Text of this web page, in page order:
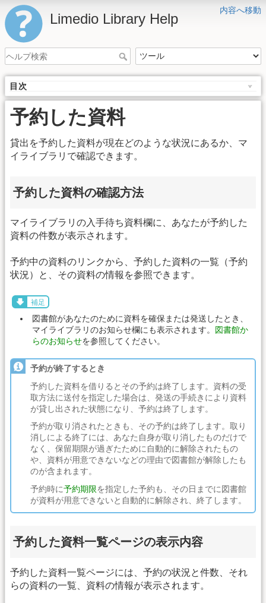
内容へ移動
Limedio Library Help
目次
予約した資料
貸出を予約した資料が現在どのような状況にあるか、マ
イライブラリで確認できます。
予約した資料の確認方法
マイライブラリの入手待ち資料欄に、あなたが予約した
資料の件数が表示されます。
予約中の資料のリンクから、予約した資料の一覧（予約
状況）と、その資料の情報を参照できます。
補足
図書館があなたのために資料を確保または発送したとき、
マイライブラリのお知らせ欄にも表示されます。 図書館か
らのお知らせを参照してください。
予約が終了するとき
予約した資料を借りるとその予約は終了します。資料の受
取方法に送付を指定した場合は、発送の手続きにより資料
が貸し出された状態になり、予約は終了します。
予約が取り消されたときも、その予約は終了します。取り
消しによる終了には、あなた自身が取り消したものだけで
なく、保留期限が過ぎたために自動的に解除されたもの
や、資料が用意できないなどの理由で図書館が解除したも
のが含まれます。
予約時に予約期限を指定した予約も、その日までに図書館
が資料が用意できないと自動的に解除され、終了します。
予約した資料一覧ページの表示内容
予約した資料一覧ページには、予約の状況と件数、それ
らの資料の一覧、資料の情報が表示されます。